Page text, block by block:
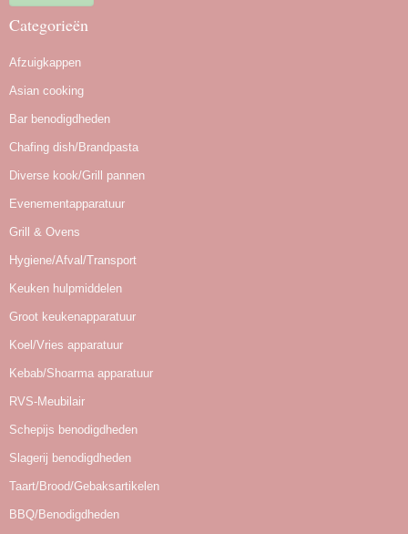
Categorieën
Afzuigkappen
Asian cooking
Bar benodigdheden
Chafing dish/Brandpasta
Diverse kook/Grill pannen
Evenementapparatuur
Grill & Ovens
Hygiene/Afval/Transport
Keuken hulpmiddelen
Groot keukenapparatuur
Koel/Vries apparatuur
Kebab/Shoarma apparatuur
RVS-Meubilair
Schepijs benodigdheden
Slagerij benodigdheden
Taart/Brood/Gebaksartikelen
BBQ/Benodigdheden